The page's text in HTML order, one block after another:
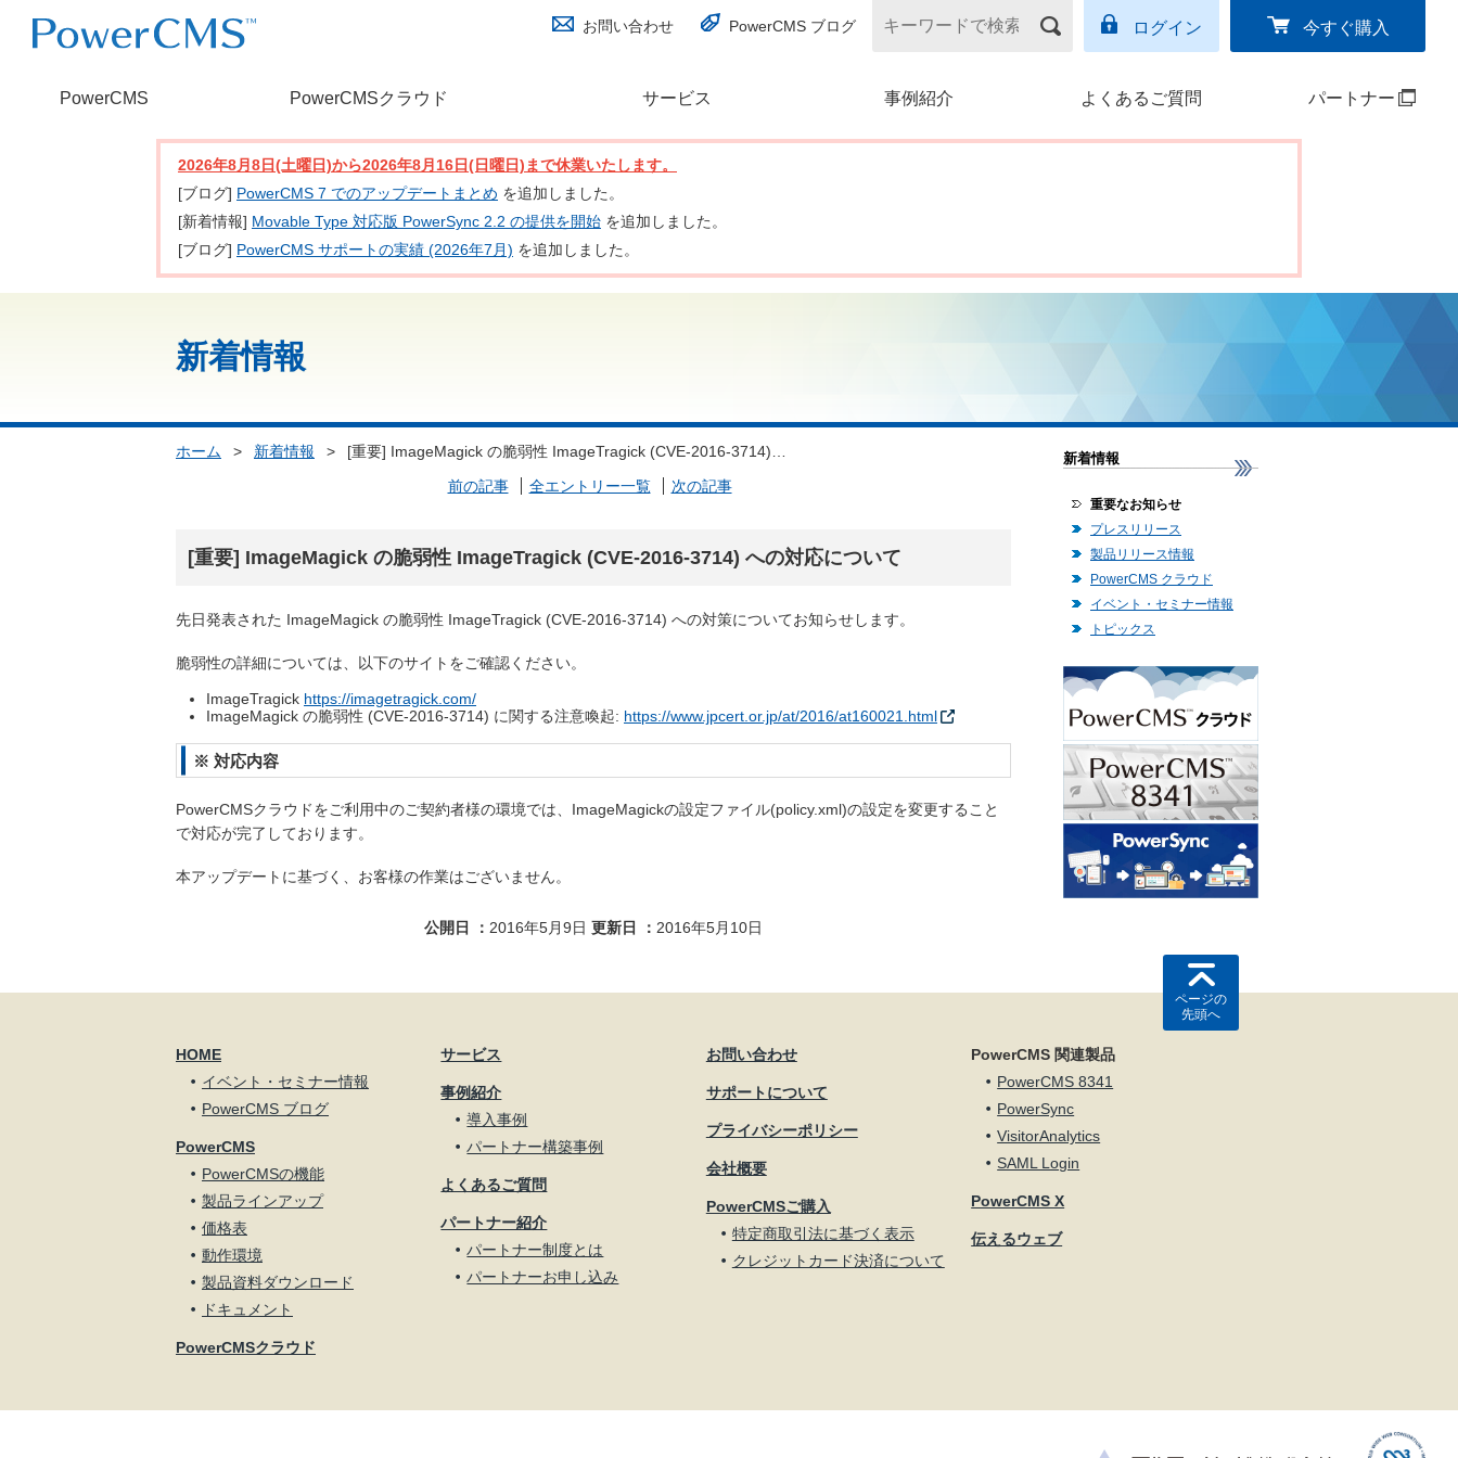
お問い合わせ PowerCMS ブログ ログイン 今すぐ購入
PowerCMS PowerCMSクラウド サービス 事例紹介 よくあるご質問 パートナー
(別ウィンドウで開く)
2026年8月8日(土曜日)から2026年8月16日(日曜日)まで休業いたします。
[ブログ] PowerCMS 7 でのアップデートまとめ を追加しました。
[新着情報] Movable Type 対応版 PowerSync 2.2 の提供を開始 を追加しました。
[ブログ] PowerCMS サポートの実績 (2026年7月) を追加しました。
新着情報
ホーム > 新着情報 >
[重要] ImageMagick の脆弱性 ImageTragick (CVE-2016-3714)…
前の記事
全エントリー一覧 次の記事
[重要] ImageMagick の脆弱性 ImageTragick (CVE-2016-3714) への対応について
先日発表された ImageMagick の脆弱性 ImageTragick (CVE-2016-3714) への対策についてお知らせします。
脆弱性の詳細については、以下のサイトをご確認ください。
ImageTragick https://imagetragick.com/
ImageMagick の脆弱性 (CVE-2016-3714) に関する注意喚起: https://www.jpcert.or.jp/at/2016/at160021.html
※ 対応内容
PowerCMSクラウドをご利用中のご契約者様の環境では、ImageMagickの設定ファイル(policy.xml)の設定を変更すること
で対応が完了しております。
本アップデートに基づく、お客様の作業はございません。
公開日 2016年5月9日 更新日 2016年5月10日
新着情報
重要なお知らせ
プレスリリース
製品リリース情報
PowerCMS クラウド
イベント・セミナー情報
トピックス
ページの
先頭へ
HOME
イベント・セミナー情報
PowerCMS ブログ
PowerCMS
PowerCMSの機能
製品ラインアップ
価格表
動作環境
製品資料ダウンロード
ドキュメント
PowerCMSクラウド
サービス
事例紹介
導入事例
パートナー構築事例
よくあるご質問
パートナー紹介
パートナー制度とは
パートナーお申し込み
お問い合わせ
サポートについて
プライバシーポリシー
会社概要
PowerCMSご購入
特定商取引法に基づく表示
クレジットカード決済について
PowerCMS 関連製品
PowerCMS 8341
PowerSync
VisitorAnalytics
SAML Login
PowerCMS X
伝えるウェブ